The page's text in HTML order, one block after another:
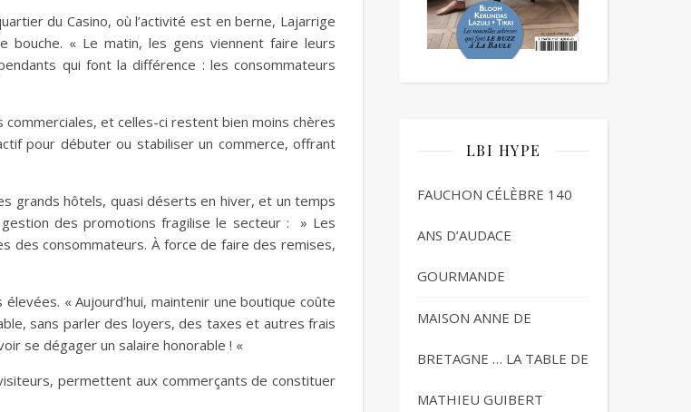
du Casino, où l’activité est en berne, Lajarrige
« Le matin, les gens viennent faire leurs
qui font la différence : les consommateurs
et celles-ci restent bien moins chères
pour débuter ou stabiliser un commerce, offrant
grands hôtels, quasi déserts en hiver, et un temps
des promotions fragilise le secteur : » Les
des consommateurs. À force de faire des remises,
« Aujourd’hui, maintenir une boutique coûte
sans parler des loyers, des taxes et autres frais
se dégager un salaire honorable ! «
permettent aux commerçants de constituer
LBI HYPE
FAUCHON CÉLÈBRE 140
ANS D’AUDACE
GOURMANDE
MAISON ANNE DE
BRETAGNE … LA TABLE DE
MATHIEU GUIBERT